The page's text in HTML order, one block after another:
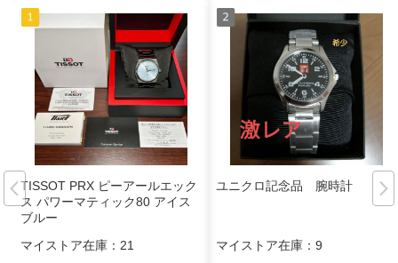
TISSOT PRX ピーアールエック
ス パワーマティック80 アイス
ブルー
マイストア在庫： 21
ユニクロ記念品 腕時計
マイストア在庫： 9